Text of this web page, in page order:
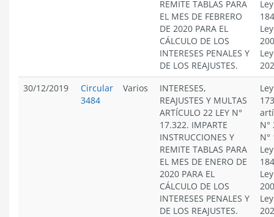
REMITE TABLAS PARA
EL MES DE FEBRERO
DE 2020 PARA EL
CÁLCULO DE LOS
INTERESES PENALES Y
DE LOS REAJUSTES.
30/12/2019
Circular
3484
Varios
INTERESES,
REAJUSTES Y MULTAS
ARTÍCULO 22 LEY N°
17.322. IMPARTE
INSTRUCCIONES Y
REMITE TABLAS PARA
EL MES DE ENERO DE
2020 PARA EL
CÁLCULO DE LOS
INTERESES PENALES Y
DE LOS REAJUSTES.
N°
N°